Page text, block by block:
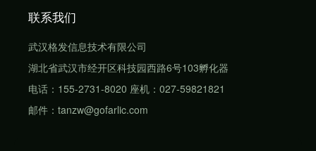
联系我们
武汉格发信息技术有限公司
湖北省武汉市经开区科技园西路6号103孵化器
电话：155-2731-8020 座机：027-59821821
邮件：tanzw@gofarlic.com